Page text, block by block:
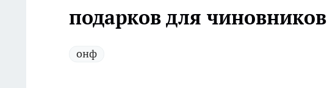
подарков для чиновников
онф